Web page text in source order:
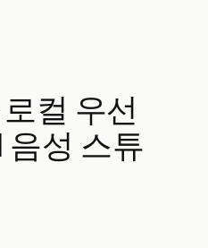
컬 우선
음성 스튜